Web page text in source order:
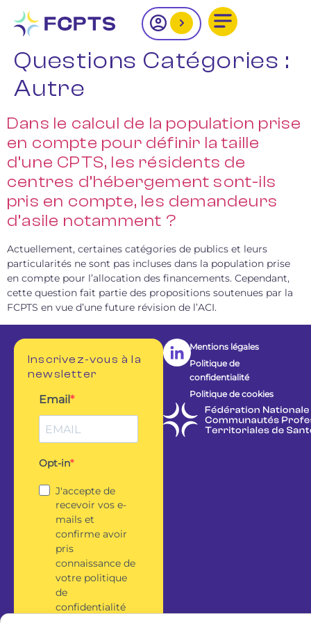
Questions Catégories :
Autre
Dans le calcul de la population prise
en compte pour définir la taille
d’une CPTS, les résidents de
centres d’hébergement sont-ils
pris en compte, les demandeurs
d’asile notamment ?
Actuellement, certaines catégories de publics et leurs
particularités ne sont pas incluses dans la population prise
en compte pour l’allocation des financements. Cependant,
cette question fait partie des propositions soutenues par la
FCPTS en vue d’une future révision de l’ACI.
Mentions légales
Politique de
confidentialité
Politique de cookies
Inscrivez-vous à la
newsletter
Email
Opt-in
J'accepte de
recevoir vos e-
mails et
confirme avoir
pris
connaissance de
votre politique
de
confidentialité